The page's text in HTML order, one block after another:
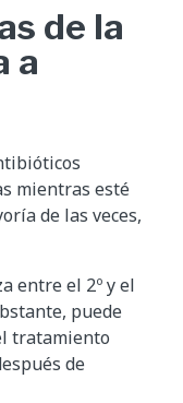
de la
a
mientras esté
de las veces,
entre el 2º y el
puede
tratamiento
de